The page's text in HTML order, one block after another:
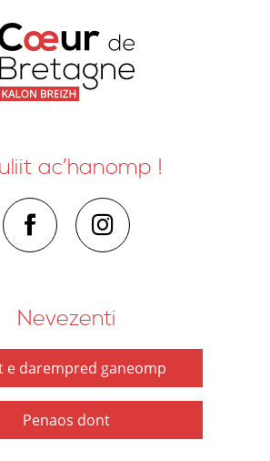
ac’hanomp !
Nevezenti
e darempred ganeomp
Penaos dont